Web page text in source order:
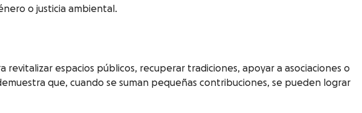
o justicia ambiental.
espacios públicos, recuperar tradiciones, apoyar a asociaciones o
que, cuando se suman pequeñas contribuciones, se pueden lograr